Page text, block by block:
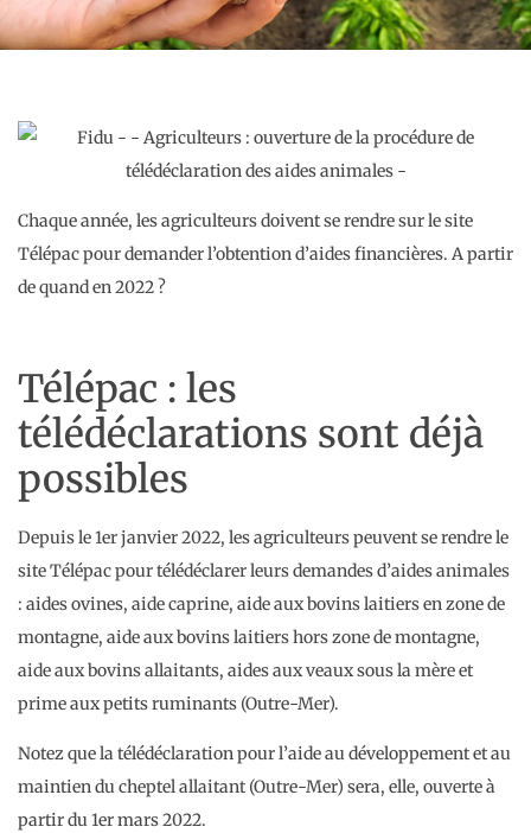
Chaque année, les agriculteurs doivent se rendre sur le site
Télépac pour demander l’obtention d’aides financières. A partir
de quand en 2022 ?
Télépac : les
télédéclarations sont déjà
possibles
Depuis le 1er janvier 2022, les agriculteurs peuvent se rendre le
site Télépac pour télédéclarer leurs demandes d’aides animales
: aides ovines, aide caprine, aide aux bovins laitiers en zone de
montagne, aide aux bovins laitiers hors zone de montagne,
aide aux bovins allaitants, aides aux veaux sous la mère et
prime aux petits ruminants (Outre-Mer).
Notez que la télédéclaration pour l’aide au développement et au
maintien du cheptel allaitant (Outre-Mer) sera, elle, ouverte à
partir du 1er mars 2022.